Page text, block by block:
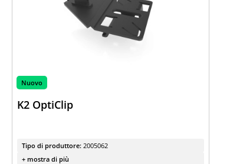
Nuovo
K2 OptiClip
Tipo di produttore: 2005062
+ mostra di più